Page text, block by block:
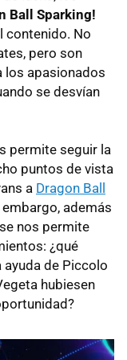
dividida
Has!
su energía
vuelan?
cañonazos:
a tu
contraatacar en
Ball Sparking!
contenido. No
pero son
los apasionados
se desvían
permite seguir la
puntos de vista
a Dragon Ball
además
nos permite
¿qué
ayuda de Piccolo
hubiesen